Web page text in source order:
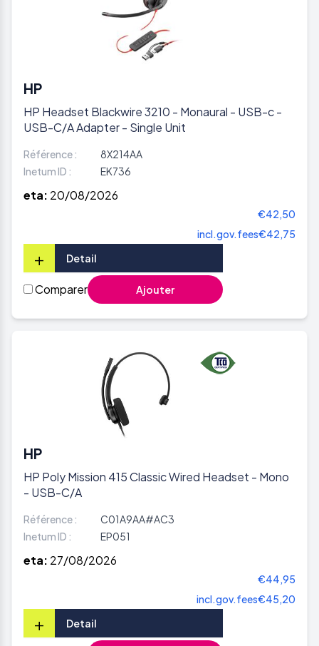
HP
HP Headset Blackwire 3210 - Monaural - USB-c -
USB-C/A Adapter - Single Unit
Référence :
8X214AA
Inetum ID :
EK736
eta: 20/08/2026
€42,50
incl.gov.fees€42,75
+ Detail
Comparer Ajouter
HP
HP Poly Mission 415 Classic Wired Headset - Mono
- USB-C/A
Référence :
C01A9AA#AC3
Inetum ID :
EP051
eta: 27/08/2026
€44,95
incl.gov.fees€45,20
+ Detail